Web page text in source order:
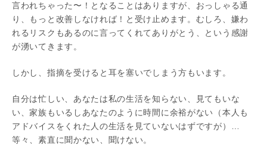
言われちゃった〜！となることはありますが、おっしゃる通
り、もっと改善しなければ！と受け止めます。むしろ、嫌わ
れるリスクもあるのに言ってくれてありがとう、という感謝
が湧いてきます。
しかし、指摘を受けると耳を塞いでしまう方もいます。
自分は忙しい、あなたは私の生活を知らない、見てもいな
い、家族もいるしあなたのように時間に余裕がない（本人も
アドバイスをくれた人の生活を見ていないはずですが）…
等々、素直に聞かない、聞けない。